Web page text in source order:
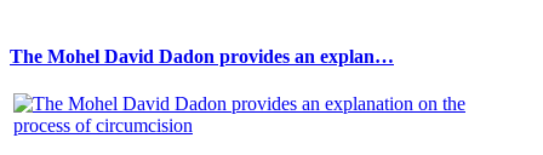
The Mohel David Dadon provides an explan…